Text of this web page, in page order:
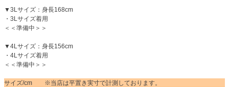
▼3Lサイズ：身長168cm
・3Lサイズ着用
＜＜準備中＞＞
▼4Lサイズ：身長156cm
・4Lサイズ着用
＜＜準備中＞＞
サイズ/cm ※当店は平置き実寸で計測しております。